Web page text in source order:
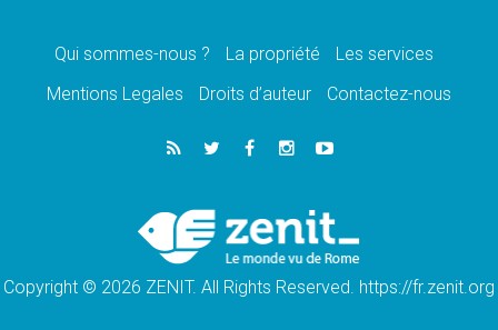
une signature»
Le programme du voyage apostolique du
07.08.2026
1ère Conférence continentale sur l'éducation
Un logo symbolique pour la venue du Pape
en France
Qui sommes-nous ? La propriété
Les services
Mentions Legales
Droits d’auteur Contactez-nous
Copyright © 2026 ZENIT. All Rights Reserved. https://fr.zenit.org